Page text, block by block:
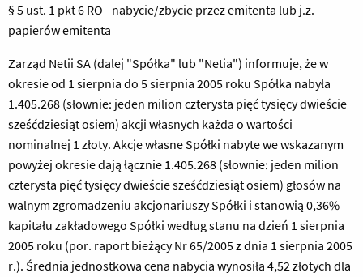
§ 5 ust. 1 pkt 6 RO - nabycie/zbycie przez emitenta lub j.z.
papierów emitenta
Zarząd Netii SA (dalej "Spółka" lub "Netia") informuje, że w
okresie od 1 sierpnia do 5 sierpnia 2005 roku Spółka nabyła
1.405.268 (słownie: jeden milion czterysta pięć tysięcy dwieście
sześćdziesiąt osiem) akcji własnych każda o wartości
nominalnej 1 złoty. Akcje własne Spółki nabyte we wskazanym
powyżej okresie dają łącznie 1.405.268 (słownie: jeden milion
czterysta pięć tysięcy dwieście sześćdziesiąt osiem) głosów na
walnym zgromadzeniu akcjonariuszy Spółki i stanowią 0,36%
kapitału zakładowego Spółki według stanu na dzień 1 sierpnia
2005 roku (por. raport bieżący Nr 65/2005 z dnia 1 sierpnia 2005
r.). Średnia jednostkowa cena nabycia wynosiła 4,52 złotych dla